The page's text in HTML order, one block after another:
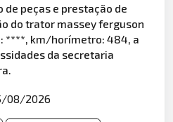
de peças e prestação de
do trator massey ferguson
****, km/horímetro: 484, a
da secretaria
08/2026